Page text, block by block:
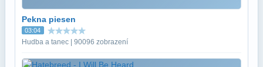
Pekna piesen
03:04
Hudba a tanec | 90096 zobrazení